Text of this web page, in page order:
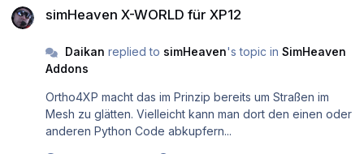
simHeaven X-WORLD für XP12
Daikan replied to simHeaven's topic in SimHeaven
Addons
Ortho4XP macht das im Prinzip bereits um Straßen im
Mesh zu glätten. Vielleicht kann man dort den einen oder
anderen Python Code abkupfern...